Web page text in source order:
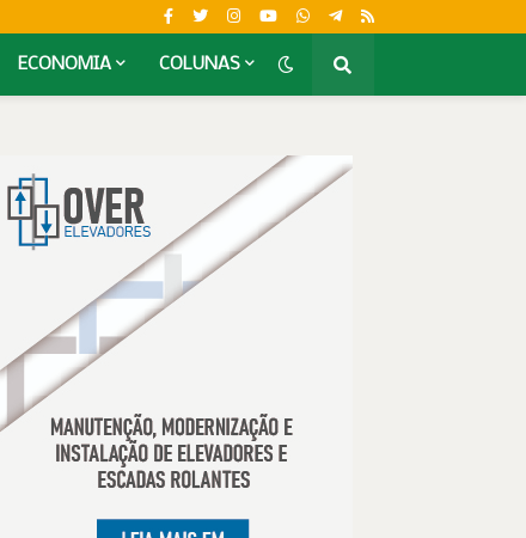
ECONOMIA COLUNAS